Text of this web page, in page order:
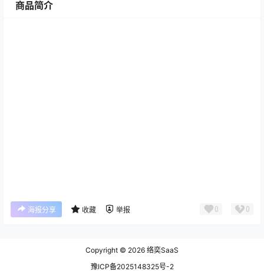
商品简介
海报分享 收藏 举报 0 0
Copyright © 2026 络奕SaaS
豫ICP备2025148325号-2